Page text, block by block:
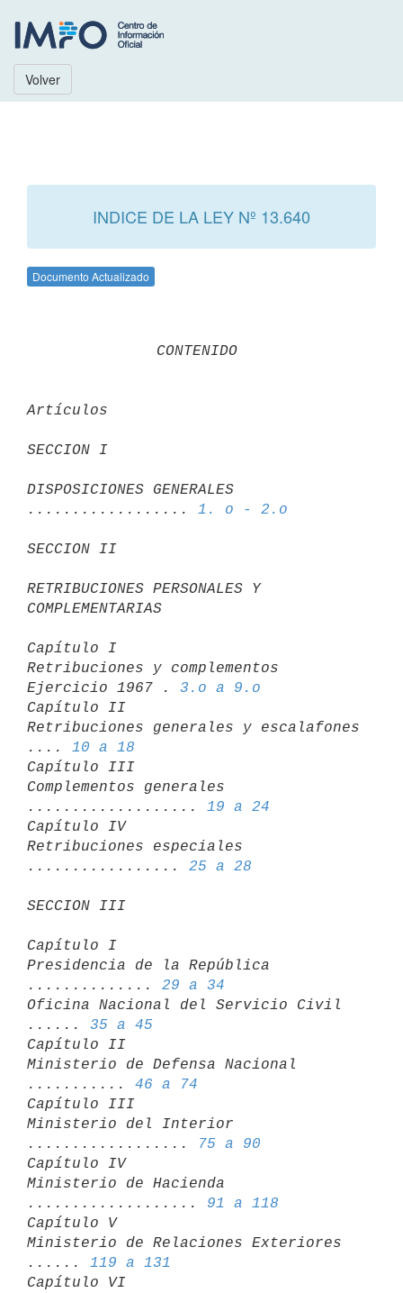
Volver
INDICE DE LA LEY Nº 13.640
Documento Actualizado
CONTENIDO
Artículos
SECCION I
DISPOSICIONES GENERALES
.................. 1. o - 2.o
SECCION II
RETRIBUCIONES PERSONALES Y
COMPLEMENTARIAS
Capítulo I
Retribuciones y complementos
Ejercicio 1967 . 3.o a 9.o
Capítulo II
Retribuciones generales y escalafones
.... 10 a 18
Capítulo III
Complementos generales
................... 19 a 24
Capítulo IV
Retribuciones especiales
................. 25 a 28
SECCION III
Capítulo I
Presidencia de la República
.............. 29 a 34
Oficina Nacional del Servicio Civil
...... 35 a 45
Capítulo II
Ministerio de Defensa Nacional
........... 46 a 74
Capítulo III
Ministerio del Interior
..................
75 a 90
Capítulo IV
Ministerio de Hacienda
................... 91 a 118
Capítulo V
Ministerio de Relaciones Exteriores
...... 119 a 131
Capítulo VI